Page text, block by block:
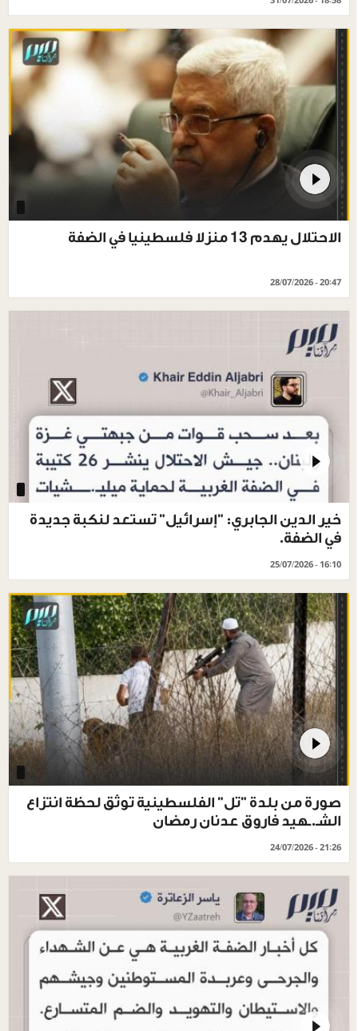
الاحتلال يهدم 13 منزلا فلسطينيا في الضفة
28/07/2026 - 20:47
خير الدين الجابري: "إسرائيل" تستعد لنكبة جديدة
في الضفة.
25/07/2026 - 16:10
صورة من بلدة "تل" الفلسطينية توثق لحظة انتزاع
الشـ.ـهيد فاروق عدنان رمضان
24/07/2026 - 21:26